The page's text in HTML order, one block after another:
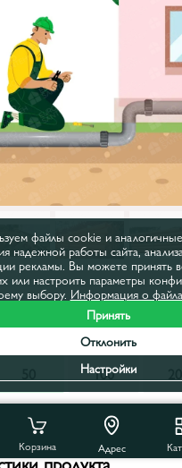
50
100
продукта
Корзина Адрес
файлы cookie и
надежной работы сайта,
рекламы. Вы можете принять
или настроить параметры
выбору. Информация о
Принять
Отклонить
Настройки